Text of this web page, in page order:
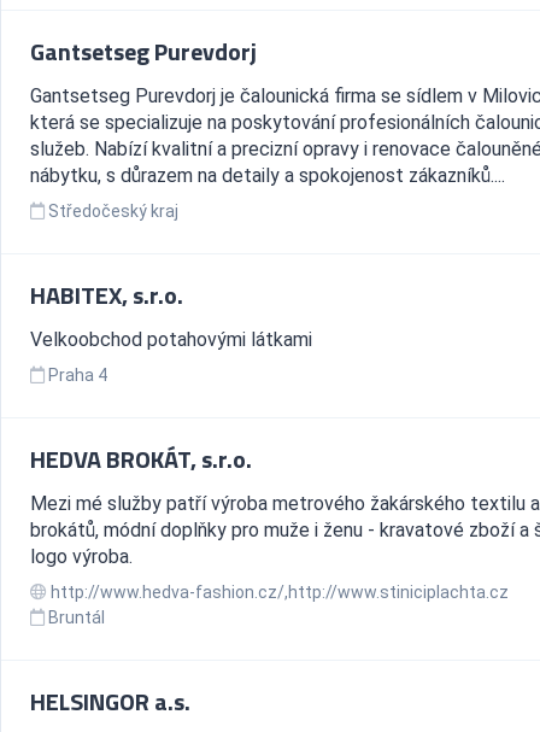
Gantsetseg Purevdorj
Gantsetseg Purevdorj je čalounická firma se sídlem v
která se specializuje na poskytování profesionálních
služeb. Nabízí kvalitní a precizní opravy i renovace
nábytku, s důrazem na detaily a spokojenost zákazníků....
Středočeský kraj
HABITEX, s.r.o.
Velkoobchod potahovými látkami
Praha 4
HEDVA BROKÁT, s.r.o.
Mezi mé služby patří výroba metrového žakárského textilu a
brokátů, módní doplňky pro muže i ženu - kravatové zboží a
logo výroba.
http://www.hedva-fashion.cz/,http://www.stiniciplachta.cz
Bruntál
HELSINGOR a.s.